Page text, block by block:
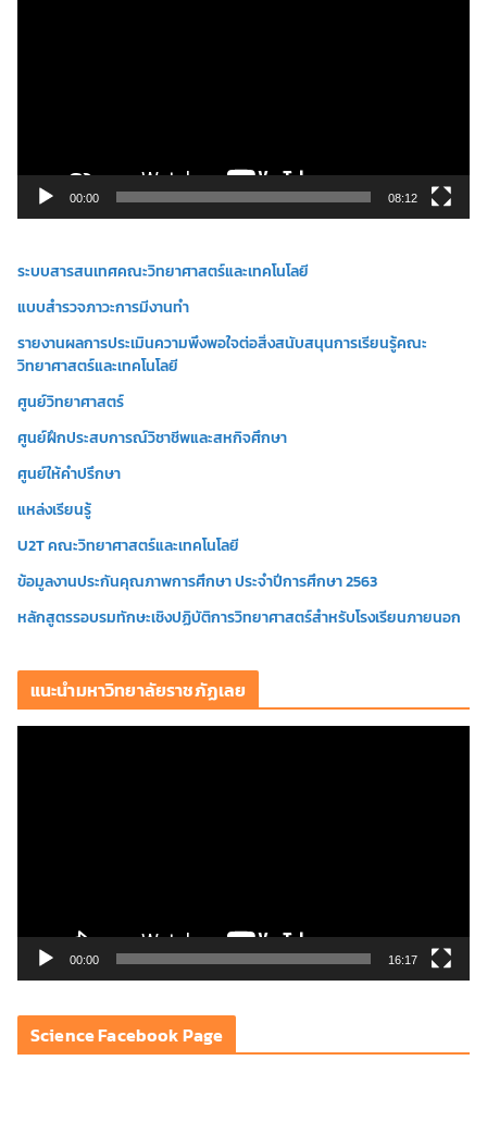
ดี
อ
00:00 08:12
ระบบสารสนเทศคณะวิทยาศาสตร์และเทคโนโลยี
แบบสำรวจภาวะการมีงานทำ
รายงานผลการประเมินความพึงพอใจต่อสิ่งสนับสนุนการเรียนรู้คณะ
วิทยาศาสตร์และเทคโนโลยี
ศูนย์วิทยาศาสตร์
ศูนย์ฝึกประสบการณ์วิชาชีพและสหกิจศึกษา
ศูนย์ให้คำปรึกษา
แหล่งเรียนรู้
U2T คณะวิทยาศาสตร์และเทคโนโลยี
ข้อมูลงานประกันคุณภาพการศึกษา ประจำปีการศึกษา 2563
หลักสูตรรอบรมทักษะเชิงปฏิบัติการวิทยาศาสตร์สำหรับโรงเรียนภายนอก
แนะนำมหาวิทยาลัยราชภัฏเลย
ดี
โ
00:00 16:17
Science Facebook Page